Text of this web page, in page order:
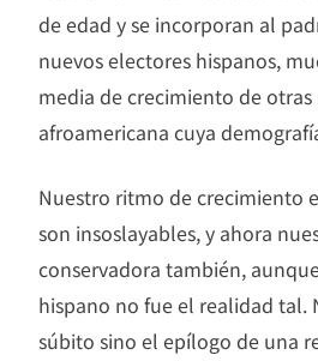
de edad y se incorporan al
nuevos electores hispanos,
media de crecimiento de
afroamericana cuya
Nuestro ritmo de crecimiento
son insoslayables, y ahora
conservadora también,
hispano no fue el realidad tal.
súbito sino el epílogo de una